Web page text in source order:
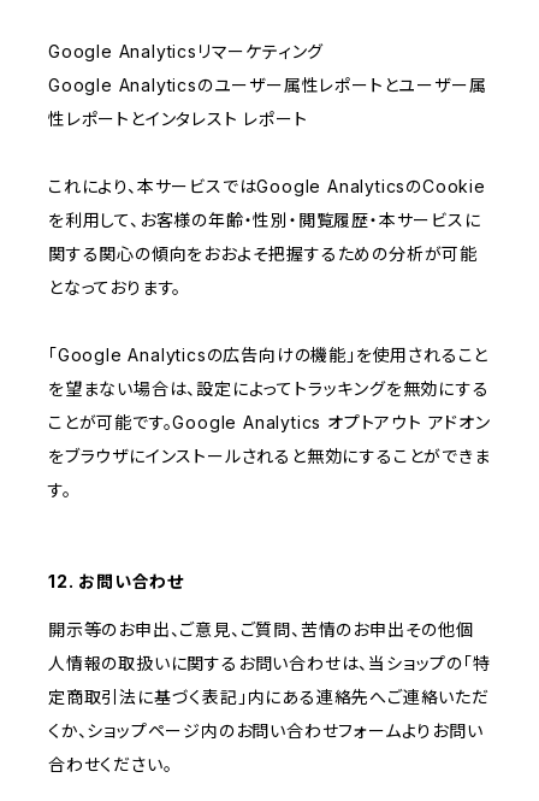
Google Analyticsリマーケティング
Google Analyticsのユーザー属性レポートとユーザー属
性レポートとインタレスト レポート
これにより、本サービスではGoogle AnalyticsのCookie
を利用して、お客様の年齢・性別・閲覧履歴・本サービスに
関する関心の傾向をおおよそ把握するための分析が可能
となっております。
「Google Analyticsの広告向けの機能」を使用されること
を望まない場合は、設定によってトラッキングを無効にする
ことが可能です。Google Analytics オプトアウト アドオン
をブラウザにインストールされると無効にすることができま
す。
12. お問い合わせ
開示等のお申出、ご意見、ご質問、苦情のお申出その他個
人情報の取扱いに関するお問い合わせは、当ショップの「特
定商取引法に基づく表記」内にある連絡先へご連絡いただ
くか、ショップページ内のお問い合わせフォームよりお問い
合わせください。